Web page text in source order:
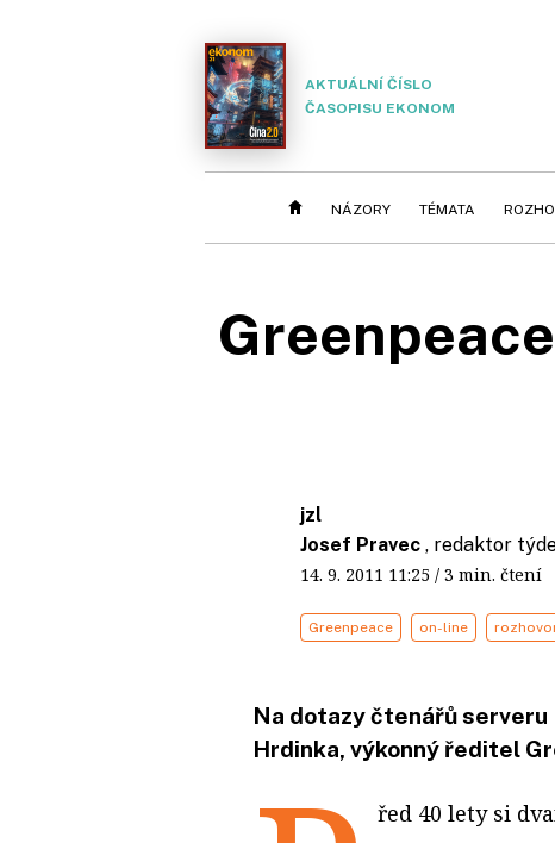
AKTUÁLNÍ ČÍSLO
ČASOPISU EKONOM
NÁZORY TÉMATA
jzl
Josef Pravec , redaktor
14. 9. 2011 11:25 / 3 min. čtení
Greenpeace on-line
Na dotazy čtenářů serveru
Hrdinka, výkonný ředitel
řed 40 lety si